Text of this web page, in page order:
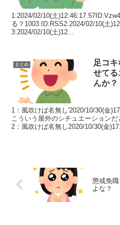
1:2024/02/10(土
る？1003:ID:RSS2:2024/02/10(土
3:2024/02/10(土)12...
まとめ
足コ
せてる
んか？
1：風吹けば名無し'2020/10/30(金
こういう屋外のシチュエーション
2：風吹けば名無し2020/10/30(金
懲戒免
よな？